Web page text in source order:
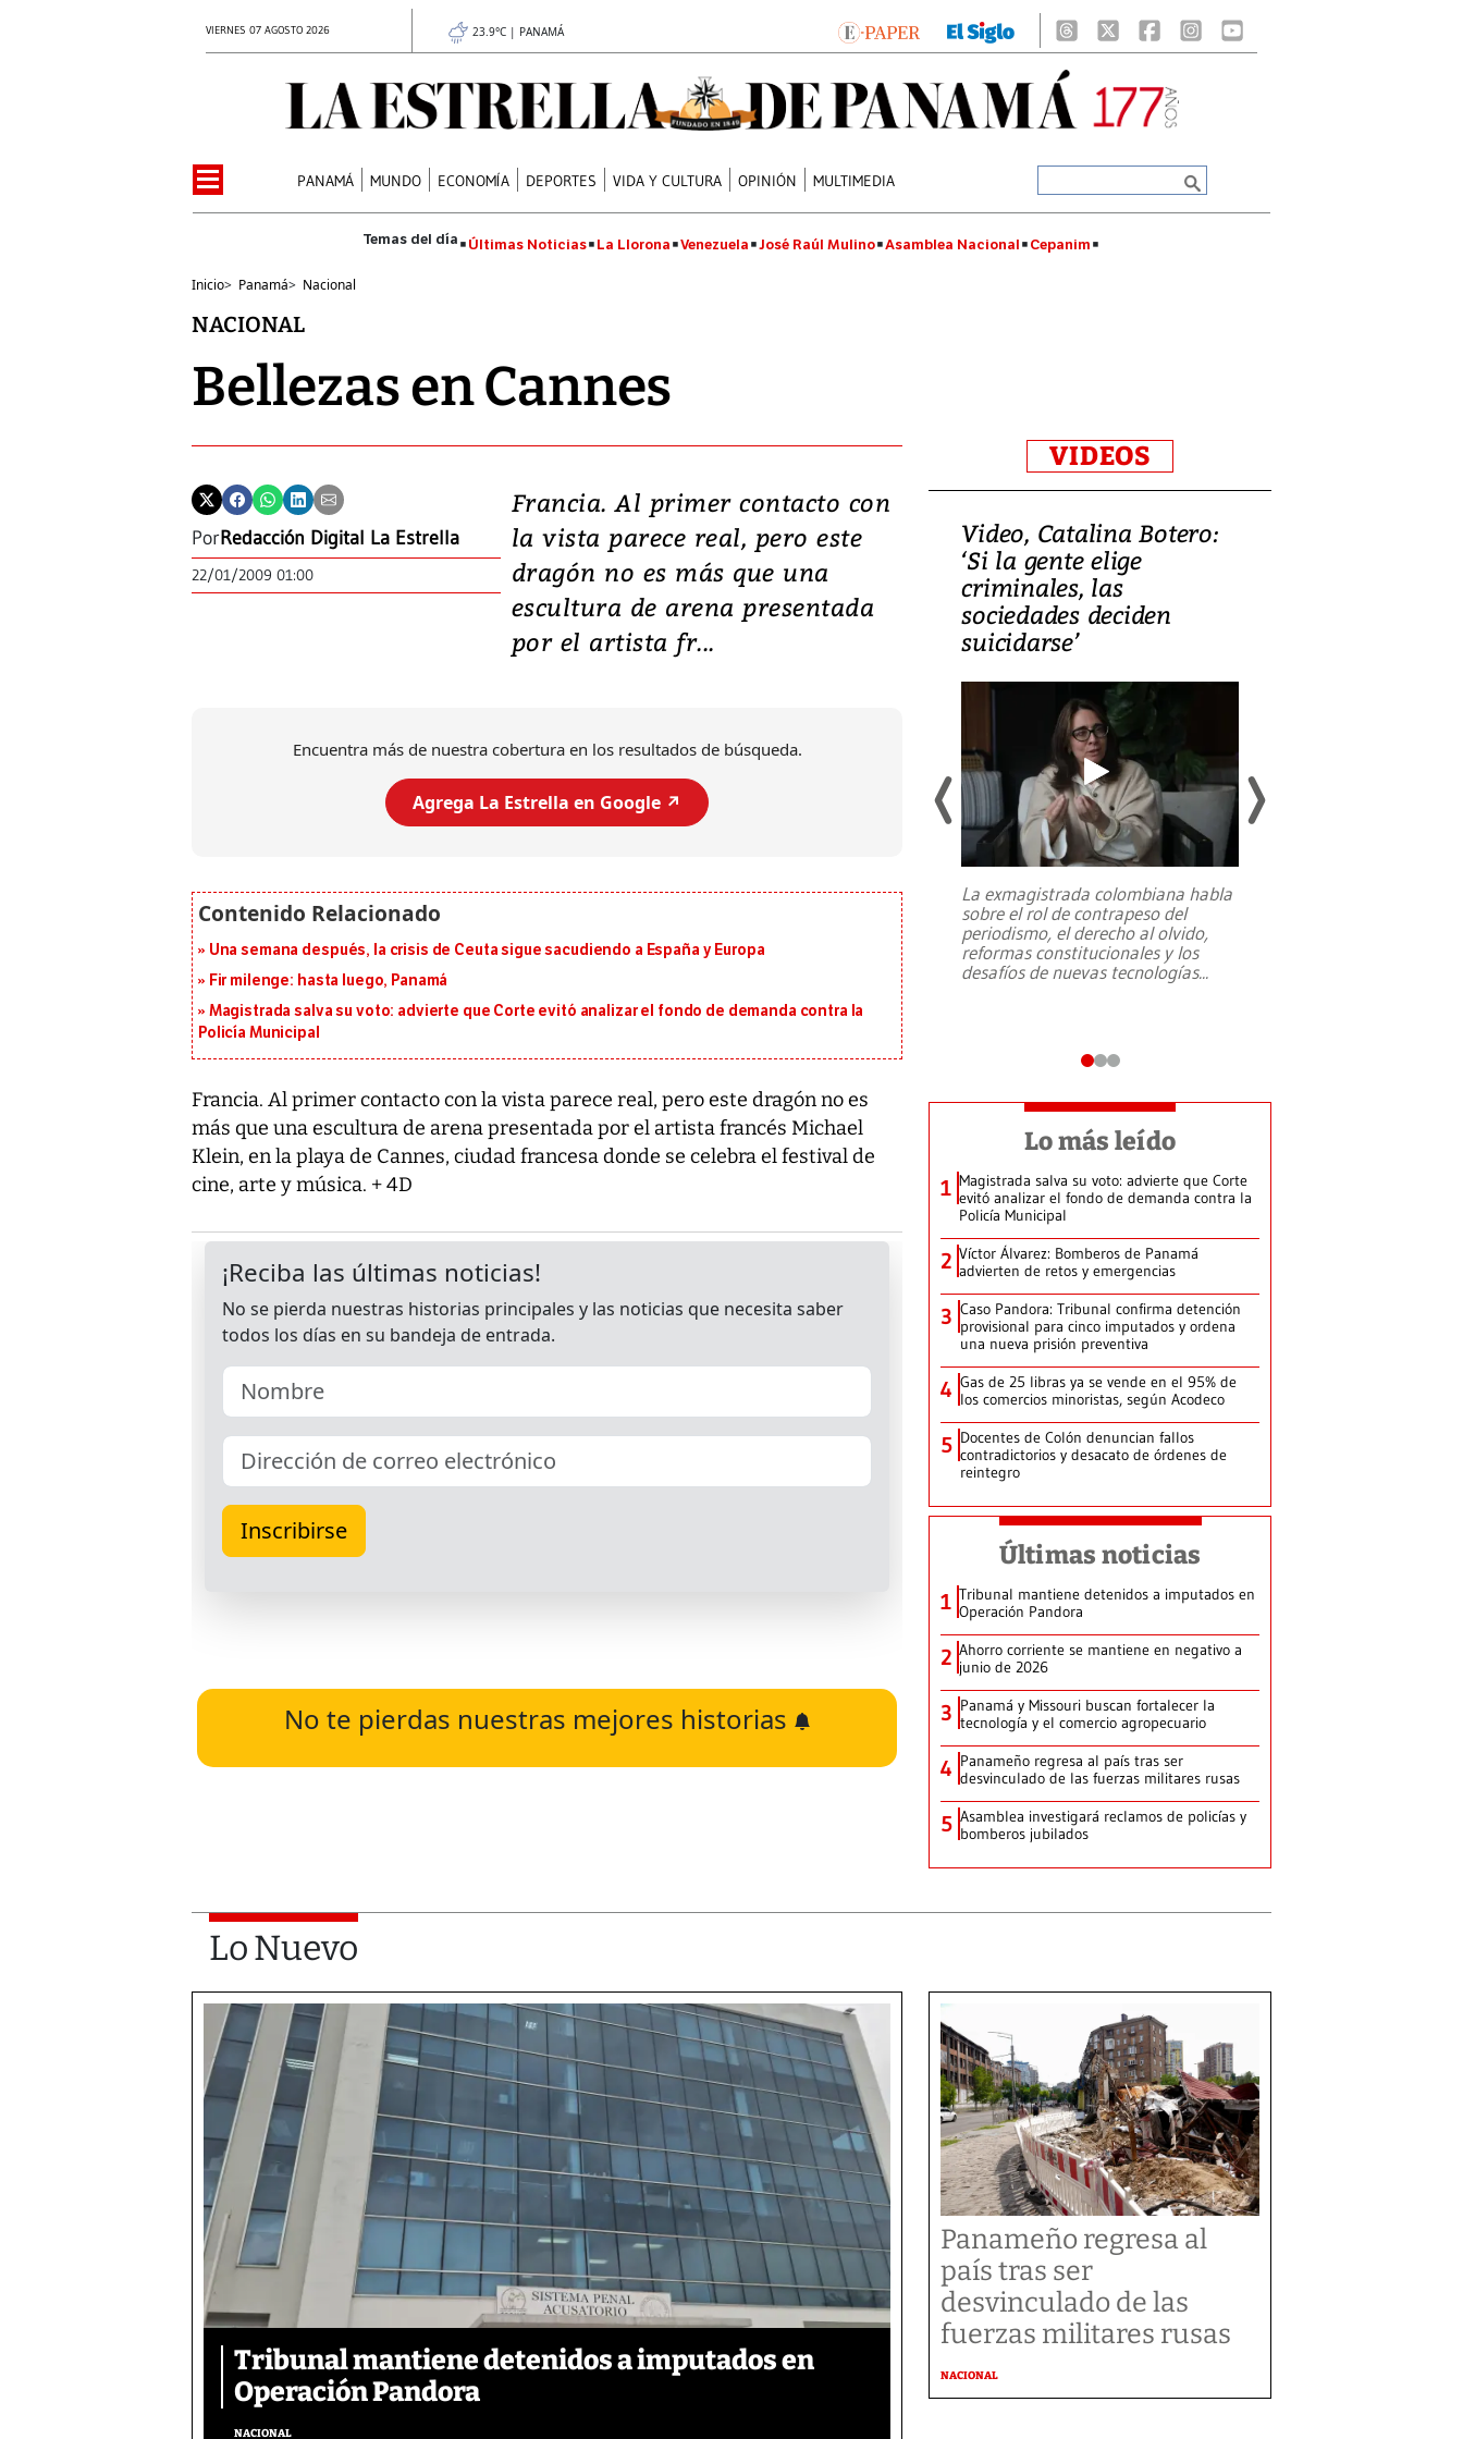
VIERNES 07 AGOSTO 2026 23.9°C | PANAMÁ
PANAMÁ MUNDO ECONOMÍA DEPORTES VIDA Y CULTURA OPINIÓN MULTIMEDIA
Últimas Noticias La Llorona Venezuela José Raúl Mulino Asamblea Nacional Cepanim
Inicio> Panamá> Nacional
NACIONAL
Bellezas en Cannes
PorRedacción Digital La Estrella
22/01/2009 01:00
Francia. Al primer contacto con
la vista parece real, pero este
dragón no es más que una
escultura de arena presentada
por el artista fr...
Encuentra más de nuestra cobertura en los resultados de búsqueda.
Agrega La Estrella en Google ↗️
Una semana después, la crisis de Ceuta sigue sacudiendo a España y Europa
Fir milenge: hasta luego, Panamá
Magistrada salva su voto: advierte que Corte evitó analizar el fondo de demanda contra la
Policía Municipal
Francia. Al primer contacto con la vista parece real, pero este dragón no es
más que una escultura de arena presentada por el artista francés Michael
Klein, en la playa de Cannes, ciudad francesa donde se celebra el festival de
cine, arte y música. + 4D
No te pierdas nuestras mejores historias
VIDEOS
Video, Japón: Terremoto
deja heridos y graves
daños en Kumamoto
al sur de Japón, provocando una
Video, Catalina Botero:
‘Si la gente elige
criminales, las
sociedades deciden
suicidarse’
La exmagistrada colombiana habla
sobre el rol de contrapeso del
periodismo, el derecho al olvido,
reformas constitucionales y los
desafíos de nuevas tecnologías...
Lo más leído
1 Magistrada salva su voto: advierte que Corte
evitó analizar el fondo de demanda contra la
Policía Municipal
2 Víctor Álvarez: Bomberos de Panamá
advierten de retos y emergencias
3 Caso Pandora: Tribunal confirma detención
provisional para cinco imputados y ordena
una nueva prisión preventiva
4 Gas de 25 libras ya se vende en el 95% de
los comercios minoristas, según Acodeco
5 Docentes de Colón denuncian fallos
contradictorios y desacato de órdenes de
reintegro
Últimas noticias
1 Tribunal mantiene detenidos a imputados en
Operación Pandora
2 Ahorro corriente se mantiene en negativo a
junio de 2026
3 Panamá y Missouri buscan fortalecer la
tecnología y el comercio agropecuario
4 Panameño regresa al país tras ser
desvinculado de las fuerzas militares rusas
5 Asamblea investigará reclamos de policías y
bomberos jubilados
Lo Nuevo
Tribunal mantiene detenidos a imputados en
Operación Pandora
NACIONAL
Panameño regresa al
país tras ser
desvinculado de las
fuerzas militares rusas
NACIONAL